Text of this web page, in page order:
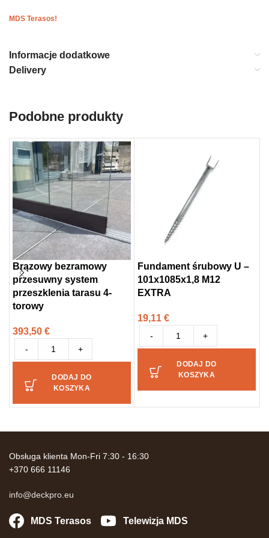
MDS Terasos!
Informacje dodatkowe
Delivery
Podobne produkty
Brązowy bezramowy
przesuwny system
przeszklenia tarasu 4-
torowy
393,50 €
- +
DODAJ DO
KOSZYKA
Fundament śrubowy U –
101x1085x1,8 M12
EXTRA
19,11 €
- +
DODAJ DO
KOSZYKA
Obsługa klienta Mon-Fri 7:30 - 16:30
+370 666 11146
info@deckpro.eu
MDS Terasos Telewizja MDS